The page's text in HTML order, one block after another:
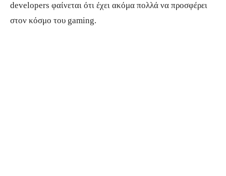
developers φαίνεται ότι έχει ακόμα πολλά να προσφέρει
στον κόσμο του gaming.